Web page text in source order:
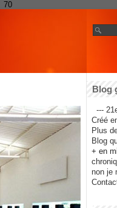
70
Blog
---
Créé
Plus
Blog
+ en
non je